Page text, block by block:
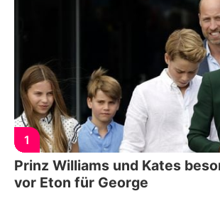
1
Prinz Williams und Kates
vor Eton für George